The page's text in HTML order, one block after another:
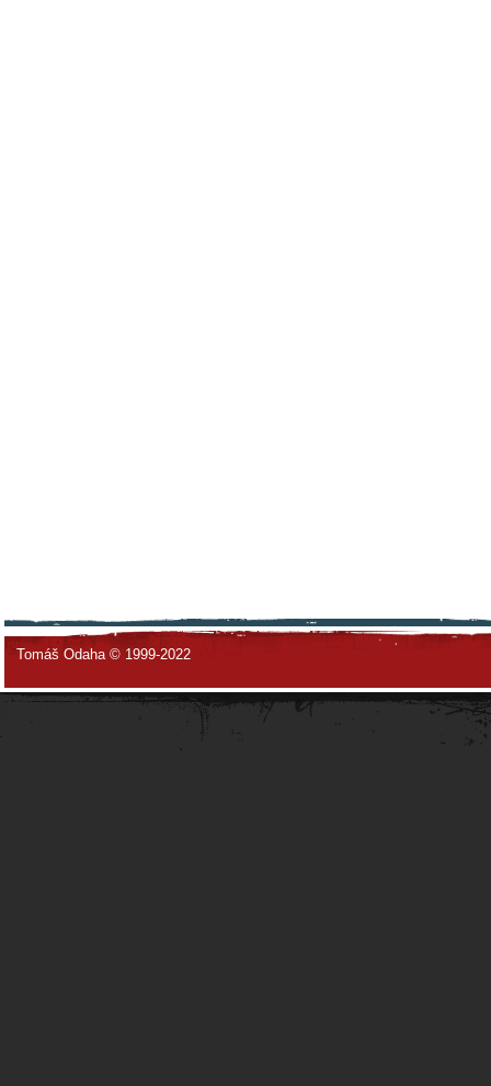
Tomáš Odaha © 1999-2022